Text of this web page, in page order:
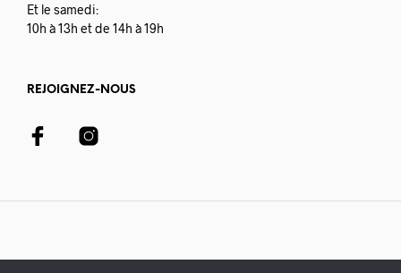
Et le samedi:
10h à 13h et de 14h à 19h
REJOIGNEZ-NOUS